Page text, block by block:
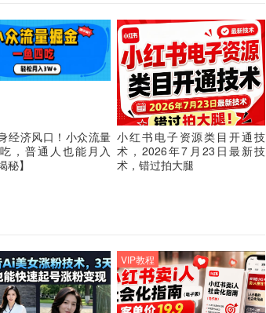
经济风口！小众流量
，普通人也能月入
秘】
小红书电子资源类目开通技
术，2026年7月23日最新技
术，错过拍大腿
VIP教程